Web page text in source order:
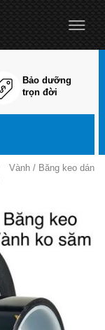
Bảo dưỡng
trọn đời
Vành / Băng keo dán